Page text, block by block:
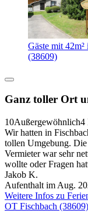
Gäste mit
(38609)
Ganz toller Ort
10Außergewöhnlich4
Wir hatten in
tollen Umgebung.
Vermieter war sehr
wollte oder Fragen
Jakob K.
Aufenthalt im Aug.
Weitere Infos zu
OT Fischbach (38609)